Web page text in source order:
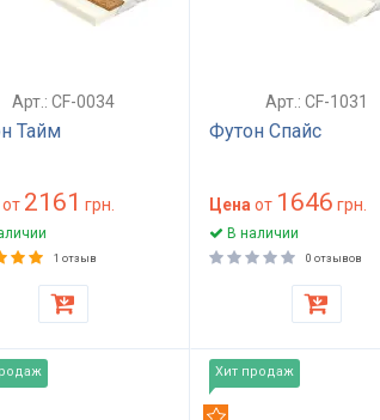
Арт.: CF-0034
Тайм
от 2161 грн.
1 отзыв
Арт.: CF-1031
Футон Спайс
Цена от 1646 грн.
В наличии
0 отзывов
Хит продаж